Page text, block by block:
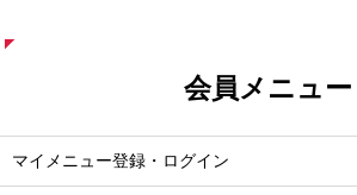
会員メニュー
マイメニュー登録・ログイン